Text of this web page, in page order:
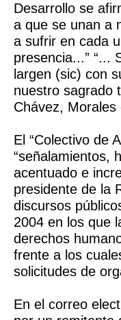
Desarrollo se
a que se unan a
a sufrir en cada
presencia...” “...
largen (sic) con
nuestro sagrado
Chávez,
El “Colectivo de
“señalamientos,
acentuado e
presidente de la
discursos
2004 en los que
derechos
frente a los
solicitudes de
En el correo